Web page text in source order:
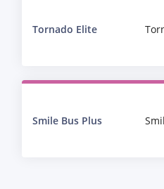
Tornado Elite
Smile Bus Plus